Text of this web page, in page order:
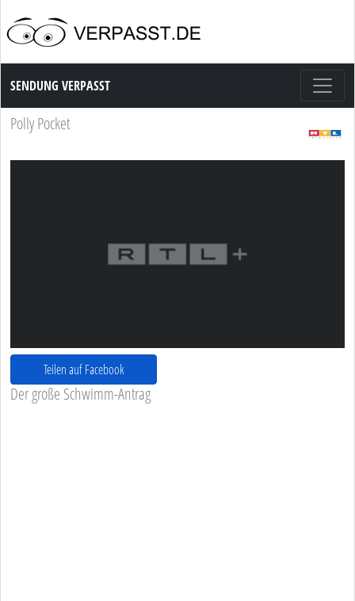
Sendung Verpasst
SENDUNG VERPASST
Polly Pocket
Teilen auf Facebook
Der große Schwimm-Antrag